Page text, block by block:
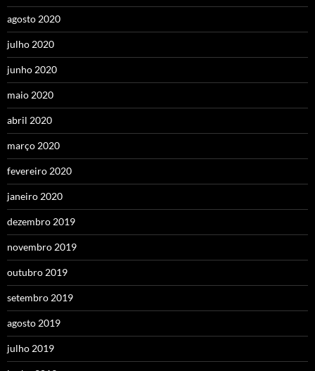
agosto 2020
julho 2020
junho 2020
maio 2020
abril 2020
março 2020
fevereiro 2020
janeiro 2020
dezembro 2019
novembro 2019
outubro 2019
setembro 2019
agosto 2019
julho 2019